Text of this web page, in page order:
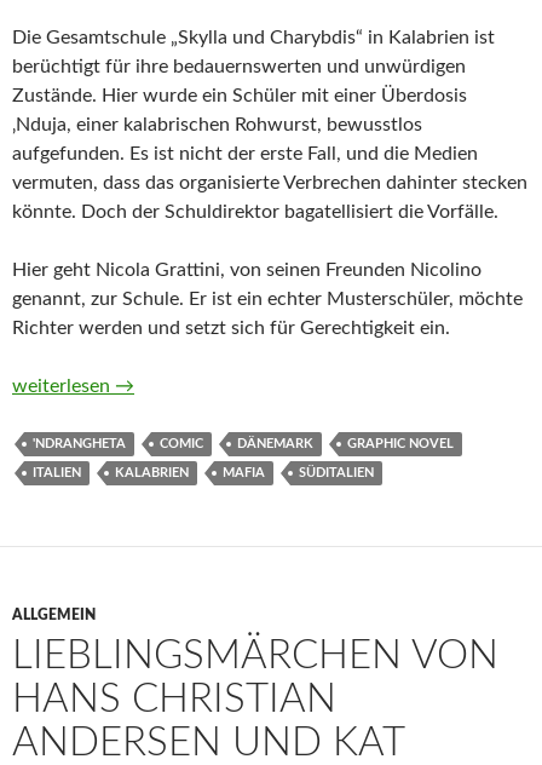
Die Gesamtschule „Skylla und Charybdis“ in Kalabrien ist
berüchtigt für ihre bedauernswerten und unwürdigen
Zustände. Hier wurde ein Schüler mit einer Überdosis
‚Nduja, einer kalabrischen Rohwurst, bewusstlos
aufgefunden. Es ist nicht der erste Fall, und die Medien
vermuten, dass das organisierte Verbrechen dahinter stecken
könnte. Doch der Schuldirektor bagatellisiert die Vorfälle.
Hier geht Nicola Grattini, von seinen Freunden Nicolino
genannt, zur Schule. Er ist ein echter Musterschüler, möchte
Richter werden und setzt sich für Gerechtigkeit ein.
Nicolino. Die komplette Saga von Stefano Orsetti
weiterlesen →
'NDRANGHETA COMIC DÄNEMARK GRAPHIC NOVEL
ITALIEN KALABRIEN MAFIA SÜDITALIEN
ALLGEMEIN
LIEBLINGSMÄRCHEN VON
HANS CHRISTIAN
ANDERSEN UND KAT